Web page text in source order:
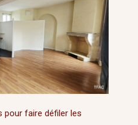
pour faire défiler les